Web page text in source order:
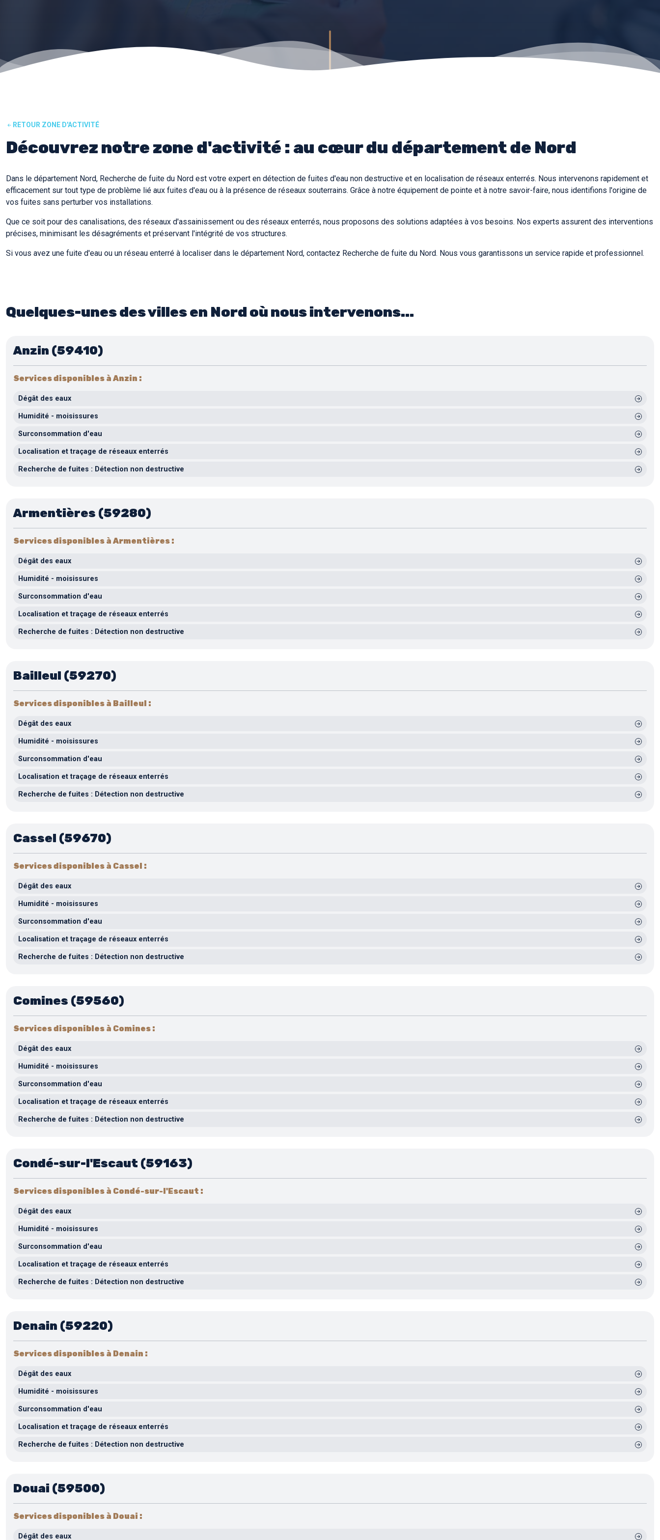
RETOUR ZONE D'ACTIVITÉ
Découvrez notre zone d'activité : au cœur du département de Nord
Dans le département Nord, Recherche de fuite du Nord est votre expert en détection de fuites d'eau non destructive et en localisation de réseaux enterrés. Nous intervenons rapidement et
efficacement sur tout type de problème lié aux fuites d'eau ou à la présence de réseaux souterrains. Grâce à notre équipement de pointe et à notre savoir-faire, nous identifions l'origine de
vos fuites sans perturber vos installations.
Que ce soit pour des canalisations, des réseaux d'assainissement ou des réseaux enterrés, nous proposons des solutions adaptées à vos besoins. Nos experts assurent des interventions
précises, minimisant les désagréments et préservant l'intégrité de vos structures.
Si vous avez une fuite d'eau ou un réseau enterré à localiser dans le département Nord, contactez Recherche de fuite du Nord. Nous vous garantissons un service rapide et professionnel.
Quelques-unes des villes en Nord où nous intervenons...
Anzin (59410)
Services disponibles à Anzin :
Dégât des eaux
Humidité - moisissures
Surconsommation d'eau
Localisation et traçage de réseaux enterrés
Recherche de fuites : Détection non destructive
Armentières (59280)
Services disponibles à Armentières :
Dégât des eaux
Humidité - moisissures
Surconsommation d'eau
Localisation et traçage de réseaux enterrés
Recherche de fuites : Détection non destructive
Bailleul (59270)
Services disponibles à Bailleul :
Dégât des eaux
Humidité - moisissures
Surconsommation d'eau
Localisation et traçage de réseaux enterrés
Recherche de fuites : Détection non destructive
Cassel (59670)
Services disponibles à Cassel :
Dégât des eaux
Humidité - moisissures
Surconsommation d'eau
Localisation et traçage de réseaux enterrés
Recherche de fuites : Détection non destructive
Comines (59560)
Services disponibles à Comines :
Dégât des eaux
Humidité - moisissures
Surconsommation d'eau
Localisation et traçage de réseaux enterrés
Recherche de fuites : Détection non destructive
Condé-sur-l'Escaut (59163)
Services disponibles à Condé-sur-l'Escaut :
Dégât des eaux
Humidité - moisissures
Surconsommation d'eau
Localisation et traçage de réseaux enterrés
Recherche de fuites : Détection non destructive
Denain (59220)
Services disponibles à Denain :
Dégât des eaux
Humidité - moisissures
Surconsommation d'eau
Localisation et traçage de réseaux enterrés
Recherche de fuites : Détection non destructive
Douai (59500)
Services disponibles à Douai :
Dégât des eaux